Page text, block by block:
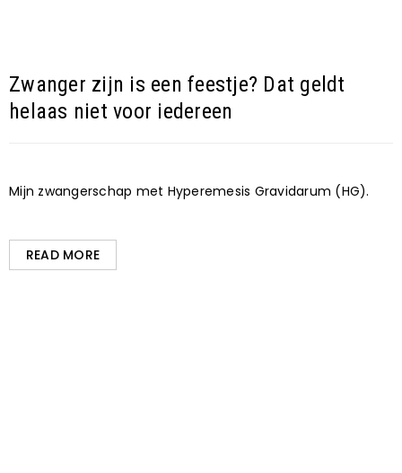
Zwanger zijn is een feestje? Dat geldt
helaas niet voor iedereen
Mijn zwangerschap met Hyperemesis Gravidarum (HG).
READ MORE